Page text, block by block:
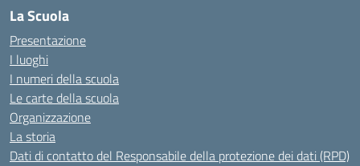
La Scuola
Presentazione
I luoghi
I numeri della scuola
Le carte della scuola
Organizzazione
La storia
Dati di contatto del Responsabile della protezione dei dati (RPD)